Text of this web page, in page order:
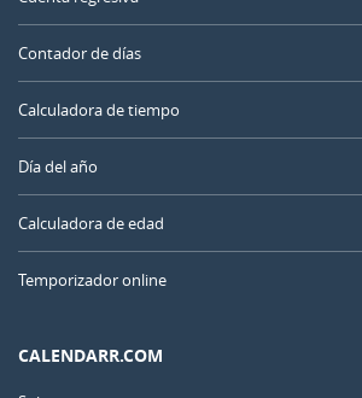
Contador de días
Calculadora de tiempo
Día del año
Calculadora de edad
Temporizador online
CALENDARR.COM